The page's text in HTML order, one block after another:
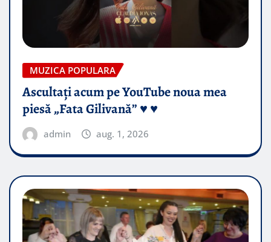
MUZICA POPULARA
Ascultați acum pe YouTube noua mea
piesă „Fata Gilivană” ♥️ ♥️
admin aug. 1, 2026